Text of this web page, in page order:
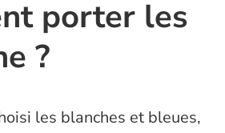
porter les
?
les blanches et bleues,